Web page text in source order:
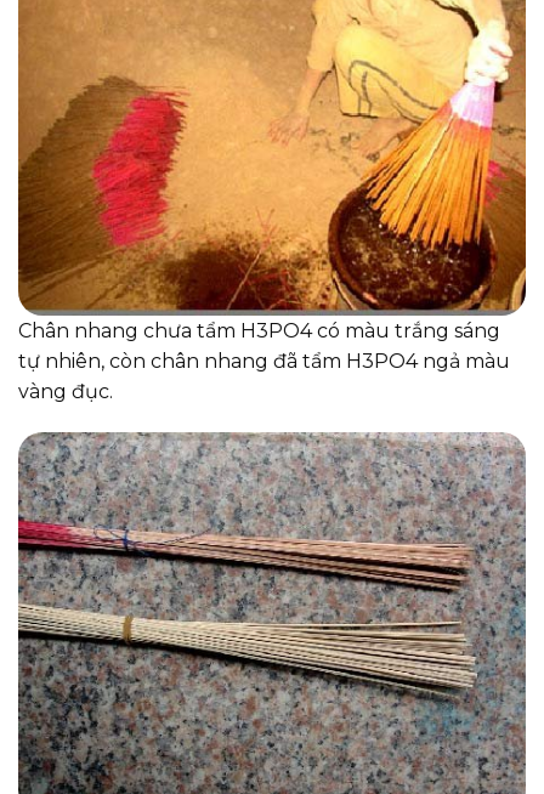
Chân nhang chưa tẩm H3PO4 có màu trắng sáng
tự nhiên, còn chân nhang đã tẩm H3PO4 ngả màu
vàng đục.